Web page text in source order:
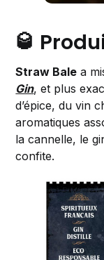
🥃
Straw Bale a
Gin, et plus
d’épice, du vin
aromatiques
la cannelle, le
confite.